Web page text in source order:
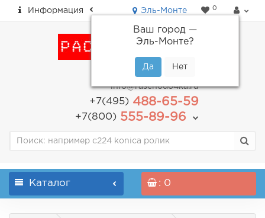
Информация Эль-Монте
Ваш город —
Эль-Монте?
0
пн-пт: с 9.00 до 18.00
info@raschodo4ka.ru
+7(495)488-65-59
+7(800)555-89-96
Каталог : 0